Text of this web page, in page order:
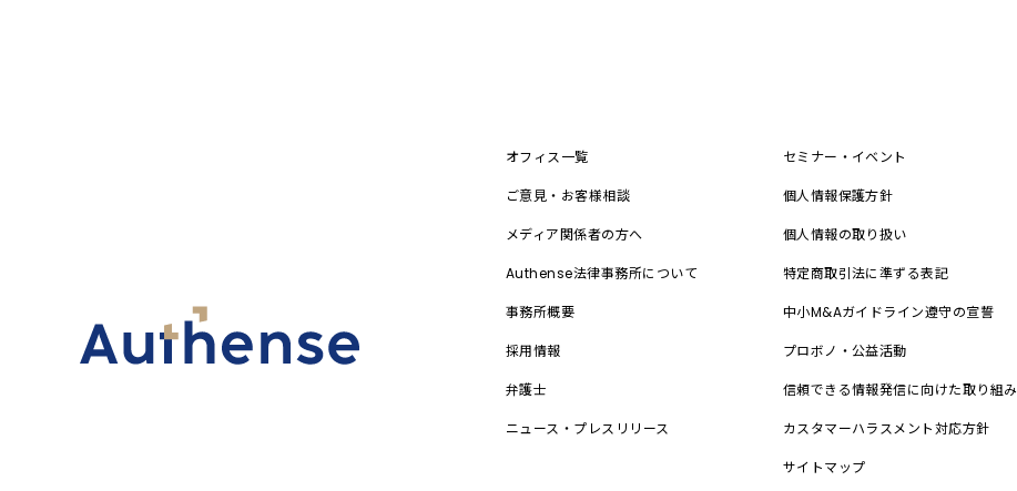
オフィス一覧
ご意見・お客様相談
メディア関係者の方へ
Authense法律事務所について
事務所概要
採用情報
弁護士
ニュース・プレスリリース
セミナー・イベント
個人情報保護方針
個人情報の取り扱い
特定商取引法に準ずる表記
中小M&Aガイドライン遵守の宣誓
プロボノ・公益活動
信頼できる情報発信に向けた取り組み
カスタマーハラスメント対応方針
サイトマップ